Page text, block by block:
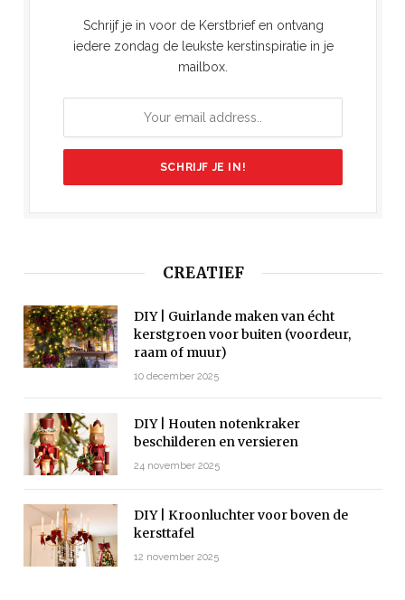
Schrijf je in voor de Kerstbrief en ontvang
iedere zondag de leukste kerstinspiratie in je
mailbox.
CREATIEF
DIY | Guirlande maken van écht
kerstgroen voor buiten (voordeur,
raam of muur)
10 december 2025
DIY | Houten notenkraker
beschilderen en versieren
24 november 2025
DIY | Kroonluchter voor boven de
kersttafel
12 november 2025